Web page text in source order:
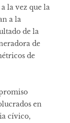
la vez que la
a la
de la
de
de
en
cívico,